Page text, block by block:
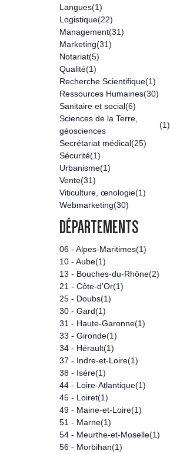
Langues(1)
Logistique(22)
Management(31)
Marketing(31)
Notariat(5)
Qualité(1)
Recherche Scientifique(1)
Ressources Humaines(30)
Sanitaire et social(6)
Sciences de la Terre,
géosciences
(1)
Secrétariat médical(25)
Sécurité(1)
Urbanisme(1)
Vente(31)
Viticulture, œnologie(1)
Webmarketing(30)
DÉPARTEMENTS
06 - Alpes-Maritimes(1)
10 - Aube(1)
13 - Bouches-du-Rhône(2)
21 - Côte-d'Or(1)
25 - Doubs(1)
30 - Gard(1)
31 - Haute-Garonne(1)
33 - Gironde(1)
34 - Hérault(1)
37 - Indre-et-Loire(1)
38 - Isère(1)
44 - Loire-Atlantique(1)
45 - Loiret(1)
49 - Maine-et-Loire(1)
51 - Marne(1)
54 - Meurthe-et-Moselle(1)
56 - Morbihan(1)